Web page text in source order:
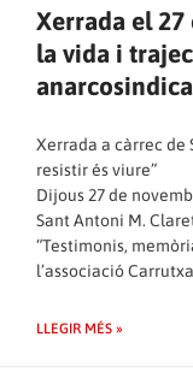
Xerrada el 27
la vida i
Xerrada a càrrec de
resistir és viure”
Dijous 27 de
Sant Antoni M.
“Testimonis,
l’associació
LLEGIR MÉS »